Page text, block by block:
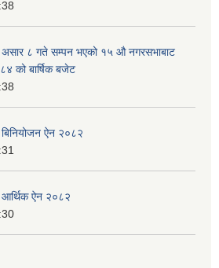
असार ८ गते सम्पन भएको १५ ‍‍‍औ नगरसभाबाट
को बार्षिक बजेट
बिनियोजन ऐन २०८२
आर्थिक ऐन २०८२